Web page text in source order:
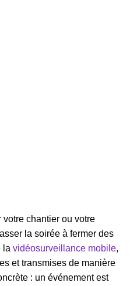
chantier ou votre
la soirée à fermer des
la vidéosurveillance mobile,
et transmises de manière
: un événement est